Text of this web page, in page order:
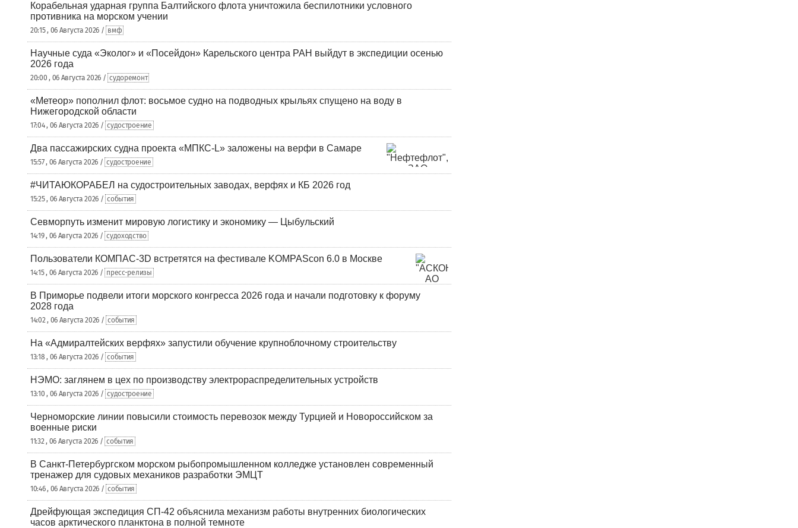
Корабельная ударная группа Балтийского флота уничтожила беспилотники условного
противника на морском учении
20:15 , 06 Августа 2026 / вмф
Научные суда «Эколог» и «Посейдон» Карельского центра РАН выйдут в экспедиции осенью
2026 года
20:00 , 06 Августа 2026 / судоремонт
«Метеор» пополнил флот: восьмое судно на подводных крыльях спущено на воду в
Нижегородской области
17:04 , 06 Августа 2026 / судостроение
Два пассажирских судна проекта «МПКС-L» заложены на верфи в Самаре
15:57 , 06 Августа 2026 / судостроение
#ЧИТАЮКОРАБЕЛ на судостроительных заводах, верфях и КБ 2026 год
15:25 , 06 Августа 2026 / события
Севморпуть изменит мировую логистику и экономику — Цыбульский
14:19 , 06 Августа 2026 / судоходство
Пользователи КОМПАС-3D встретятся на фестивале KOMPAScon 6.0 в Москве
14:15 , 06 Августа 2026 / пресс-релизы
В Приморье подвели итоги морского конгресса 2026 года и начали подготовку к форуму
2028 года
14:02 , 06 Августа 2026 / события
На «Адмиралтейских верфях» запустили обучение крупноблочному строительству
13:18 , 06 Августа 2026 / события
НЭМО: заглянем в цех по производству электрораспределительных устройств
13:10 , 06 Августа 2026 / судостроение
Черноморские линии повысили стоимость перевозок между Турцией и Новороссийском за
военные риски
11:32 , 06 Августа 2026 / события
В Санкт-Петербургском морском рыбопромышленном колледже установлен современный
тренажер для судовых механиков разработки ЭМЦТ
10:46 , 06 Августа 2026 / события
Дрейфующая экспедиция СП-42 объяснила механизм работы внутренних биологических
часов арктического планктона в полной темноте